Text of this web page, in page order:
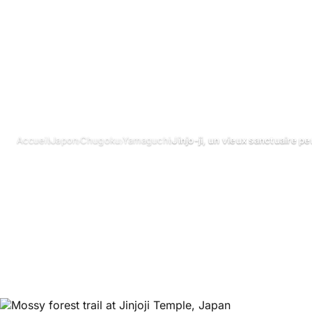
Accueil›Japon›Chugoku ›Yamaguchi›Jinjo-ji, un vieux sanctuaire